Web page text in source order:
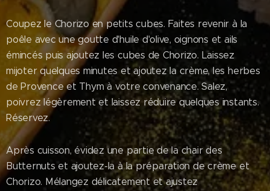
Coupez le Chorizo en petits cubes. Faites revenir à la
poêle avec une goutte d'huile d'olive, oignons et ails
émincés puis ajoutez les cubes de Chorizo. Laissez
mijoter quelques minutes et ajoutez la crème, les herbes
de Provence et Thym à votre convenance. Salez,
poivrez légèrement et laissez réduire quelques instants.
Réservez.
Après cuisson, évidez une partie de la chair des
Butternuts et ajoutez-la à la préparation de crème et
Chorizo. Mélangez délicatement et ajustez